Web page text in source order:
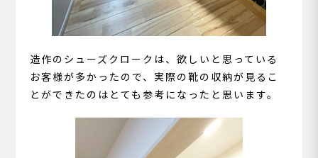
造作のシューズクロークは、欲しいと思っている
お客様が多かったので、実際の靴の収納が見るこ
とができたのはとても参考になったと思います。